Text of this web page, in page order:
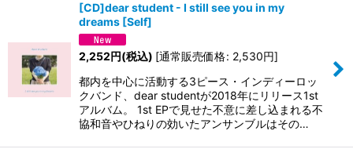
[CD]dear student - I still see you in my
dreams [Self]
2,252円(税込) [通常販売価格: 2,530円]
都内を中心に活動する3ピース・インディーロッ
クバンド、dear studentが2018年にリリース1st
アルバム。 1st EPで見せた不意に差し込まれる不
協和音やひねりの効いたアンサンブルはその…